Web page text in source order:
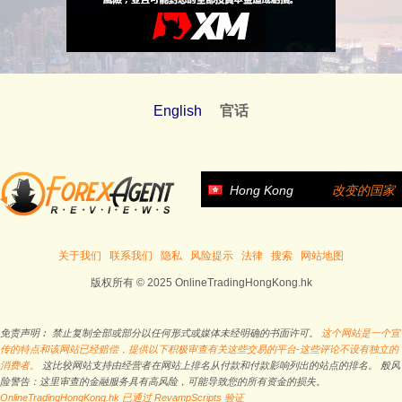
English 官话
Hong Kong 改变的国家
关于我们 联系我们 隐私 风险提示 法律 搜索 网站地图
版权所有 © 2025 OnlineTradingHongKong.hk
免责声明︰ 禁止复制全部或部分以任何形式或媒体未经明确的书面许可。 这个网站是一个宣
传的特点和该网站已经赔偿，提供以下积极审查有关这些交易的平台-这些评论不设有独立的
消费者。
这比较网站支持由经营者在网站上排名从付款和付款影响列出的站点的排名。 般风
险警告：这里审查的金融服务具有高风险，可能导致您的所有资金的损失。
OnlineTradingHongKong.hk 已通过 RevampScripts 验证